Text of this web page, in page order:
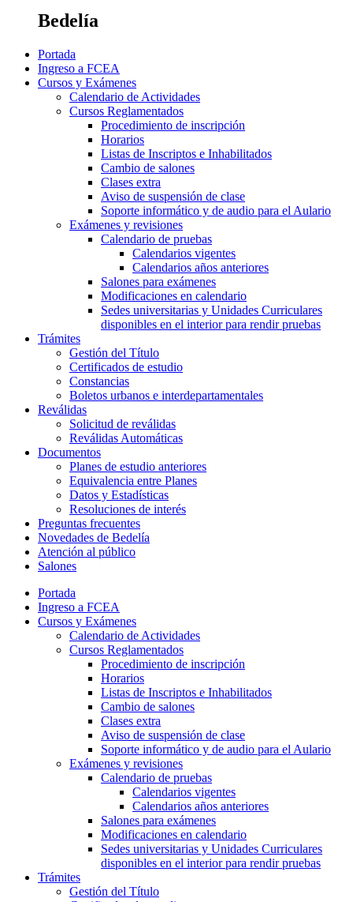
Bedelía
Portada
Ingreso a FCEA
Cursos y Exámenes
Calendario de Actividades
Cursos Reglamentados
Procedimiento de inscripción
Horarios
Listas de Inscriptos e Inhabilitados
Cambio de salones
Clases extra
Aviso de suspensión de clase
Soporte informático y de audio para el Aulario
Exámenes y revisiones
Calendario de pruebas
Calendarios vigentes
Calendarios años anteriores
Salones para exámenes
Modificaciones en calendario
Sedes universitarias y Unidades Curriculares
disponibles en el interior para rendir pruebas
Trámites
Gestión del Título
Certificados de estudio
Constancias
Boletos urbanos e interdepartamentales
Reválidas
Solicitud de reválidas
Reválidas Automáticas
Documentos
Planes de estudio anteriores
Equivalencia entre Planes
Datos y Estadísticas
Resoluciones de interés
Preguntas frecuentes
Novedades de Bedelía
Atención al público
Salones
Portada
Ingreso a FCEA
Cursos y Exámenes
Calendario de Actividades
Cursos Reglamentados
Procedimiento de inscripción
Horarios
Listas de Inscriptos e Inhabilitados
Cambio de salones
Clases extra
Aviso de suspensión de clase
Soporte informático y de audio para el Aulario
Exámenes y revisiones
Calendario de pruebas
Calendarios vigentes
Calendarios años anteriores
Salones para exámenes
Modificaciones en calendario
Sedes universitarias y Unidades Curriculares
disponibles en el interior para rendir pruebas
Trámites
Gestión del Título